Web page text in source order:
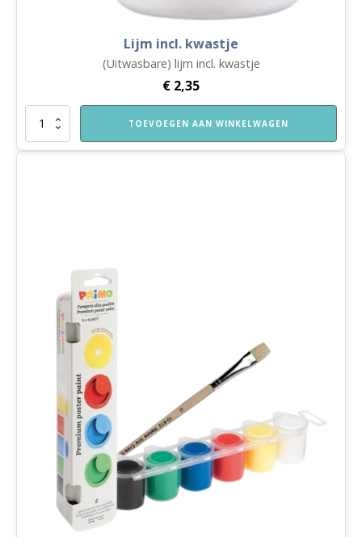
Lijm incl. kwastje
(Uitwasbare) lijm incl. kwastje
€ 2,35
Lijm
kwastje
TOEVOEGEN AAN WINKELWAGEN